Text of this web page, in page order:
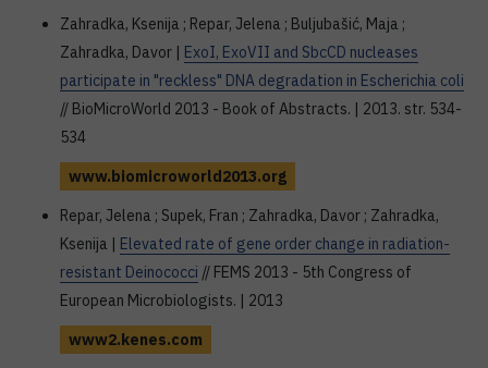
Zahradka, Ksenija ; Repar, Jelena ; Buljubašić, Maja ;
Zahradka, Davor | ExoI, ExoVII and SbcCD nucleases
participate in "reckless" DNA degradation in Escherichia coli
// BioMicroWorld 2013 - Book of Abstracts. | 2013. str. 534-
534
www.biomicroworld2013.org
Repar, Jelena ; Supek, Fran ; Zahradka, Davor ; Zahradka,
Ksenija | Elevated rate of gene order change in radiation-
resistant Deinococci // FEMS 2013 - 5th Congress of
European Microbiologists. | 2013
www2.kenes.com